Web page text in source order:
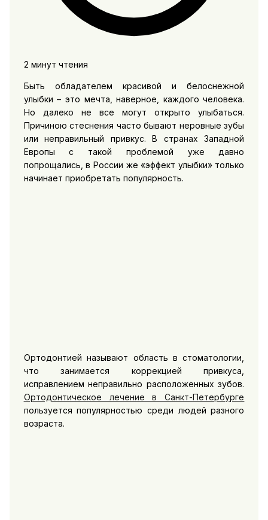
2 минут чтения
Быть обладателем красивой и белоснежной
улыбки – это мечта, наверное, каждого человека.
Но далеко не все могут открыто улыбаться.
Причиною стеснения часто бывают неровные зубы
или неправильный привкус. В странах Западной
Европы с такой проблемой уже давно
попрощались, в России же «эффект улыбки» только
начинает приобретать популярность.
Ортодонтией называют область в стоматологии,
что занимается коррекцией привкуса,
исправлением неправильно расположенных зубов.
Ортодонтическое лечение в Санкт-Петербурге
пользуется популярностью среди людей разного
возраста.